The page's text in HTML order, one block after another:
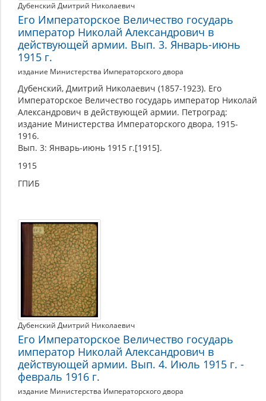
Дубенский Дмитрий Николаевич
Его Императорское Величество государь
император Николай Александрович в
действующей армии. Вып. 3. Январь-июнь
1915 г.
издание Министерства Императорского двора
Дубенский, Дмитрий Николаевич (1857-1923). Его
Императорское Величество государь император Николай
Александрович в действующей армии. Петроград:
издание Министерства Императорского двора, 1915-
1916.
Вып. 3: Январь-июнь 1915 г.[1915].
1915
ГПИБ
Дубенский Дмитрий Николаевич
Его Императорское Величество государь
император Николай Александрович в
действующей армии. Вып. 4. Июль 1915 г. -
февраль 1916 г.
издание Министерства Императорского двора